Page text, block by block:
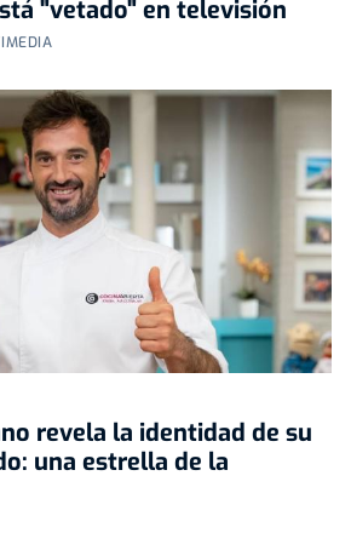
"vetado" en televisión
revela la identidad de su
una estrella de la